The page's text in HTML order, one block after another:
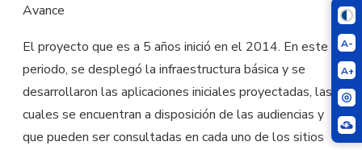
A-
A+
Avance
El proyecto que es a 5 años inició en el 2014. En este
periodo, se desplegó la infraestructura básica y se
desarrollaron las aplicaciones iniciales proyectadas, las
cuales se encuentran a disposición de las audiencias y
que pueden ser consultadas en cada uno de los sitios